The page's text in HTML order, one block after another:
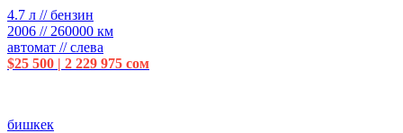
4.7 л // бензин
2006 // 260000 км
автомат // слева
$25 500 | 2 229 975 сом
бишкек